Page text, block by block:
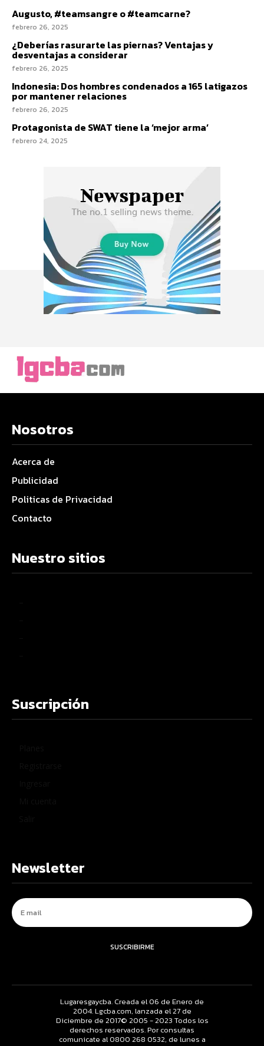
Augusto, #teamsangre o #teamcarne?
febrero 26, 2025
¿Deberías rasurarte las piernas? Ventajas y
desventajas a considerar
febrero 26, 2025
Indonesia: Dos hombres condenados a 165 latigazos
por mantener relaciones
febrero 26, 2025
Protagonista de SWAT tiene la ‘mejor arma’
febrero 24, 2025
Nosotros
Acerca de
Publicidad
Politicas de Privacidad
Contacto
Nuestro sitios
Suscripción
Newsletter
SUSCRIBIRME
Lugaresgaycba. Creada el 06 de Enero de
2004. Lgcba.com, lanzada el 27 de
Diciembre de 2017© 2005 - 2023 Todos los
derechos reservados. Por consultas
comunicate al 0800 268 0532, de lunes a